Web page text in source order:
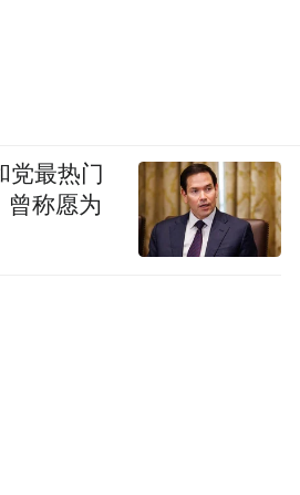
党最热门
曾称愿为